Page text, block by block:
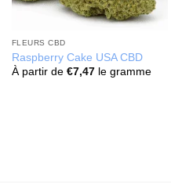
FLEURS CBD
Raspberry Cake USA CBD
À partir de €7,47le gramme